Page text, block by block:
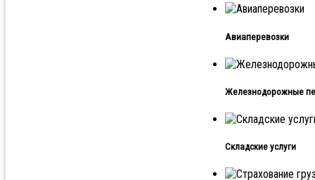
Авиаперевозки
Железнодорожные
Складские услуги